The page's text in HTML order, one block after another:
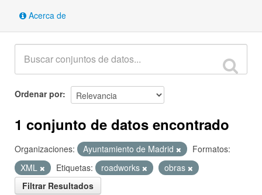
Acerca de
Ordenar por
1 conjunto de datos encontrado
Organizaciones: Ayuntamiento de Madrid
Formatos:
XML
Etiquetas: roadworks
obras
Filtrar Resultados